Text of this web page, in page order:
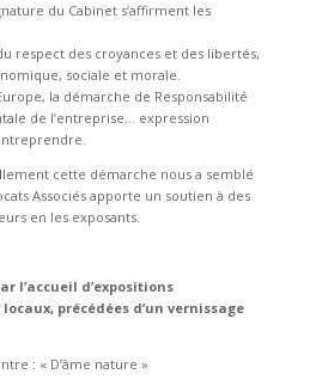
du Cabinet s’affirment les
respect des croyances et des libertés,
sociale et morale.
la démarche de Responsabilité
de l’entreprise… expression
cette démarche nous a semblé
Associés apporte un soutien à des
en les exposants.
l’accueil d’expositions
précédées d’un vernissage
: « D’âme nature »